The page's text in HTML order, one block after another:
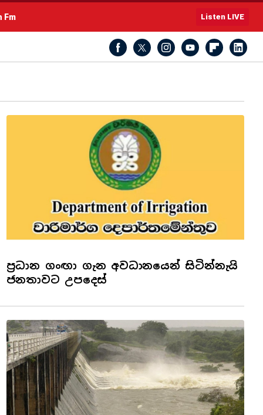
Fm Listen LIVE
ප්‍රධාන ගංඟා ගැන අවධානයෙන් සිටින්නැයි
ජනතාවට උපදෙස්